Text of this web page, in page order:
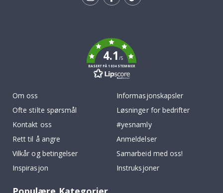
4.1/5
BASERT PÅ 1034 STEMMER
Om oss
Ofte stilte spørsmål
Kontakt oss
Rett til å angre
Vilkår og betingelser
Inspirasjon
Informasjonskapsler
Løsninger for bedrifter
#yesnamly
Anmeldelser
Samarbeid med oss!
Instruksjoner